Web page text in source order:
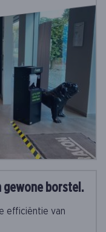
gewone borstel.
efficiëntie van